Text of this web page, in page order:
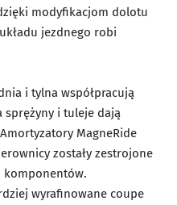
modyfikacjom dolotu
jezdnego robi
i tylna współpracują
sprężyny i tuleje dają
MagneRide
zostały zestrojone
komponentów.
wyrafinowane coupe